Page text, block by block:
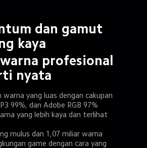
dan gamut
kaya
profesional
nyata
warna yang luas dengan cakupan
99%, dan Adobe RGB 97%
yang lebih kaya dan terlihat
mulus dan 1,07 miliar warna
game dengan cara yang